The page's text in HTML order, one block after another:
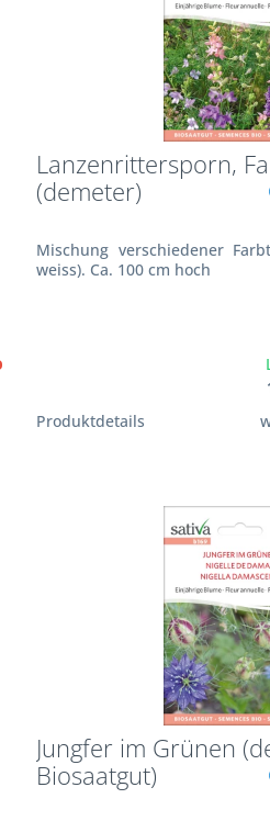
Lanzenrittersporn,
(demeter)
Mischung verschiedener
weiss). Ca. 100 cm hoch
Produktdetails
Jungfer im Grünen
Biosaatgut)